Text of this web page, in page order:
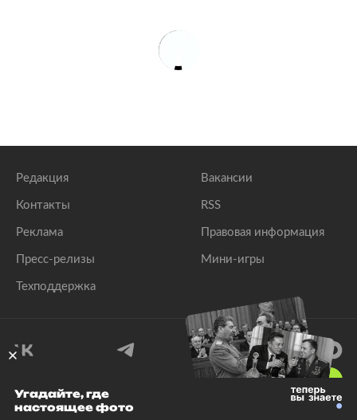
Редакция
Контакты
Реклама
Пресс-релизы
Техподдержка
Вакансии
RSS
Правовая информация
Мини-игры
© 1999–2026 Все права защищены.
Угадайте, где
настоящее фото